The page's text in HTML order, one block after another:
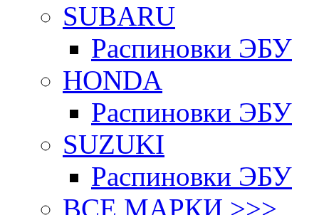
SUBARU
Распиновки ЭБУ
HONDA
Распиновки ЭБУ
SUZUKI
Распиновки ЭБУ
ВСЕ МАРКИ >>>